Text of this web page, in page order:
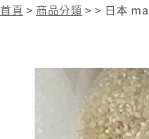
首頁 > 商品分類 >> 日本